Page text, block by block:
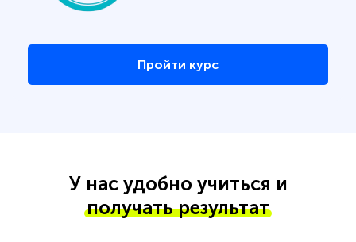
Пройти курс
У нас удобно учиться и
получать результат